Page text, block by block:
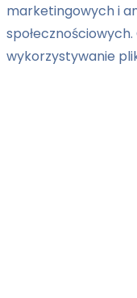
marketingowych i
wykorzystywanie